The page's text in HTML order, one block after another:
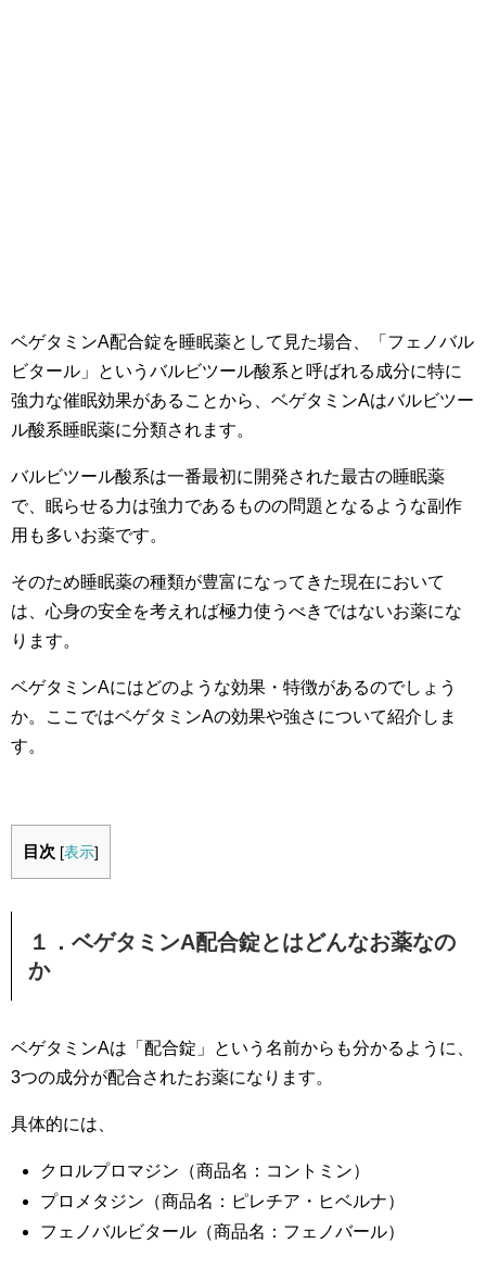
ベゲタミンA配合錠を睡眠薬として見た場合、「フェノバル
ビタール」というバルビツール酸系と呼ばれる成分に特に
強力な催眠効果があることから、ベゲタミンAはバルビツー
ル酸系睡眠薬に分類されます。
バルビツール酸系は一番最初に開発された最古の睡眠薬
で、眠らせる力は強力であるものの問題となるような副作
用も多いお薬です。
そのため睡眠薬の種類が豊富になってきた現在において
は、心身の安全を考えれば極力使うべきではないお薬にな
ります。
ベゲタミンAにはどのような効果・特徴があるのでしょう
か。ここではベゲタミンAの効果や強さについて紹介しま
す。
目次 [表示]
１．ベゲタミンA配合錠とはどんなお薬なの
か
ベゲタミンAは「配合錠」という名前からも分かるように、
3つの成分が配合されたお薬になります。
具体的には、
クロルプロマジン（商品名：コントミン）
プロメタジン（商品名：ピレチア・ヒベルナ）
フェノバルビタール（商品名：フェノバール）